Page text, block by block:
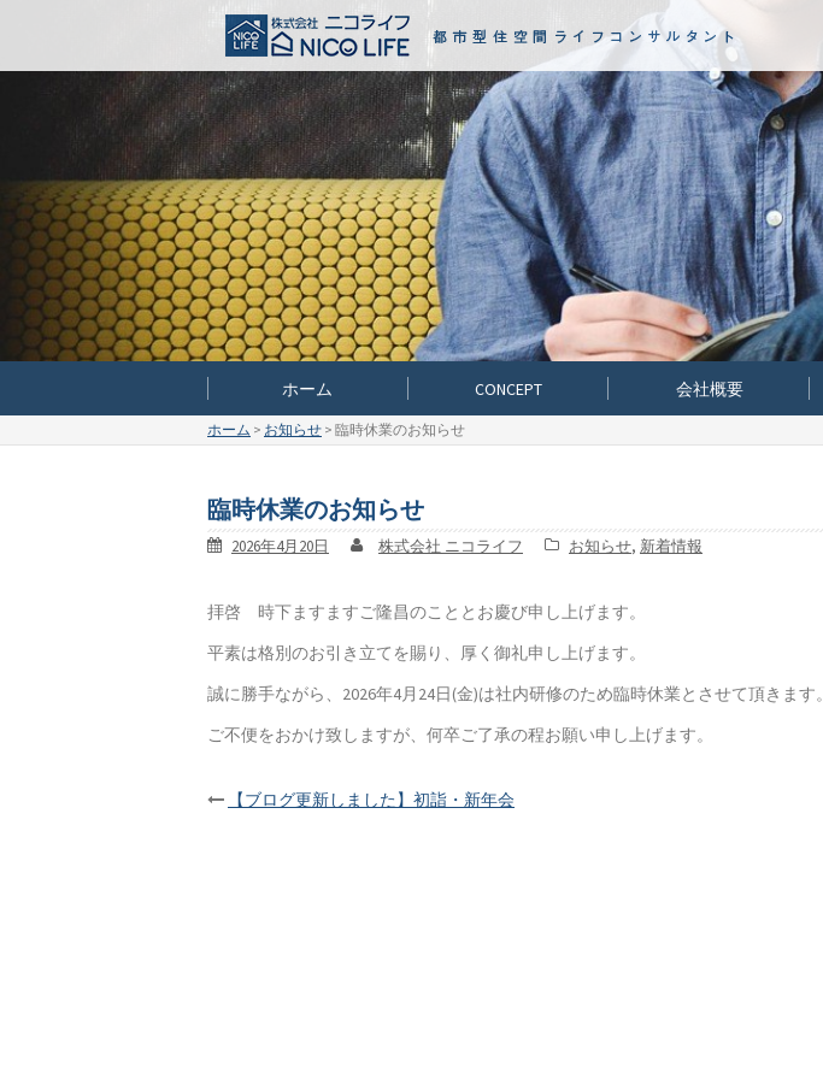
content
ホーム ‏CONCEPT 会社概要‏‏
ホーム > お知らせ > 臨時休業のお知らせ
臨時休業のお知らせ
2026年4月20日 株式会社 ニコライフ お知らせ, 新着情報
拝啓 時下ますますご隆昌のこととお慶び申し上げます。
平素は格別のお引き立てを賜り、厚く御礼申し上げます。
誠に勝手ながら、2026年4月24日(金)は社内研修のため臨時休業とさせて頂きます。
ご不便をおかけ致しますが、何卒ご了承の程お願い申し上げます。
Post
【ブログ更新しました】初詣・新年会